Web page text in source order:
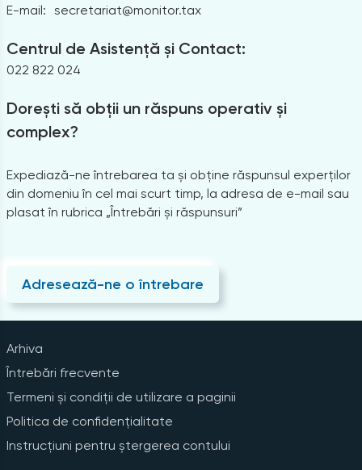
E-mail: secretariat@monitor.tax
Centrul de Asistență și Contact:
022 822 024
Dorești să obții un răspuns operativ și
complex?
Expediază-ne întrebarea ta și obține răspunsul experților
din domeniu în cel mai scurt timp, la adresa de e-mail sau
plasat în rubrica „Întrebări și răspunsuri”
Adresează-ne o întrebare
Arhiva
Întrebări frecvente
Termeni și condiții de utilizare a paginii
Politica de confidențialitate
Instrucțiuni pentru ștergerea contului